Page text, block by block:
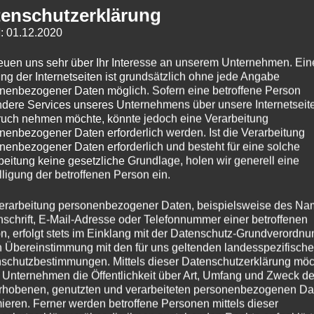
Spitzbart
01.12.2020
uns sehr über Ihr Interesse an unserem Unternehmen.
der Internetseiten ist grundsätzlich ohne jede Angabe
Daten möglich. Sofern eine betroffene Person
Services unseres Unternehmens über unsere
nehmen möchte, könnte jedoch eine Verarbeitung
Daten erforderlich werden. Ist die Verarbeitung
Daten erforderlich und besteht für eine solche
keine gesetzliche Grundlage, holen wir generell eine
der betroffenen Person ein.
personenbezogener Daten, beispielsweise des
E-Mail-Adresse oder Telefonnummer einer betroffenen
erfolgt stets im Einklang mit der Datenschutz-
Übereinstimmung mit den für uns geltenden
Mittels dieser Datenschutzerklärung
Unternehmen die Öffentlichkeit über Art, Umfang und Zweck
genutzten und verarbeiteten personenbezogenen
Ferner werden betroffene Personen mittels dieser